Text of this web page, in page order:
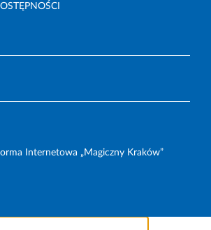
Internetowa „Magiczny Kraków”